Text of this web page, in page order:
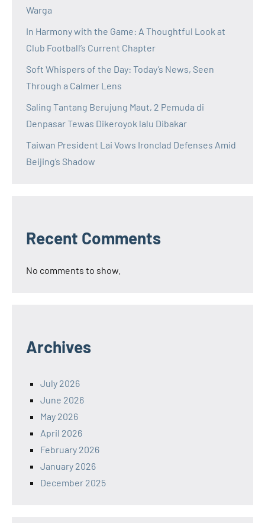
Warga
In Harmony with the Game: A Thoughtful Look at
Club Football’s Current Chapter
Soft Whispers of the Day: Today’s News, Seen
Through a Calmer Lens
Saling Tantang Berujung Maut, 2 Pemuda di
Denpasar Tewas Dikeroyok lalu Dibakar
Taiwan President Lai Vows Ironclad Defenses Amid
Beijing’s Shadow
Recent Comments
No comments to show.
Archives
July 2026
June 2026
May 2026
April 2026
February 2026
January 2026
December 2025